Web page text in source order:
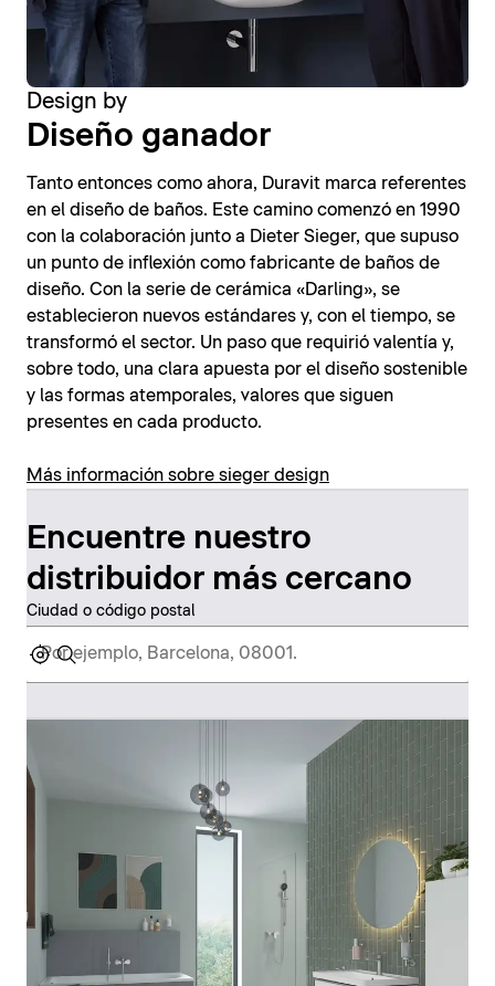
Design by
Diseño ganador
Tanto entonces como ahora, Duravit marca referentes
en el diseño de baños. Este camino comenzó en 1990
con la colaboración junto a Dieter Sieger, que supuso
un punto de inflexión como fabricante de baños de
diseño. Con la serie de cerámica «Darling», se
establecieron nuevos estándares y, con el tiempo, se
transformó el sector. Un paso que requirió valentía y,
sobre todo, una clara apuesta por el diseño sostenible
y las formas atemporales, valores que siguen
presentes en cada producto.
Más información sobre sieger design
Encuentre nuestro
distribuidor más cercano
Ciudad o código postal